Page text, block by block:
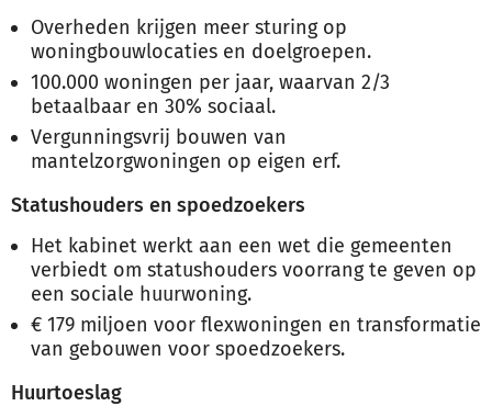
Overheden krijgen meer sturing op
woningbouwlocaties en doelgroepen.
100.000 woningen per jaar, waarvan 2/3
betaalbaar en 30% sociaal.
Vergunningsvrij bouwen van
mantelzorgwoningen op eigen erf.
Statushouders en spoedzoekers
Het kabinet werkt aan een wet die gemeenten
verbiedt om statushouders voorrang te geven op
een sociale huurwoning.
€ 179 miljoen voor flexwoningen en transformatie
van gebouwen voor spoedzoekers.
Huurtoeslag